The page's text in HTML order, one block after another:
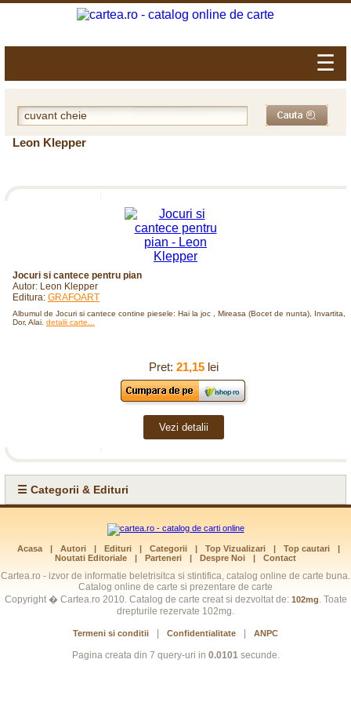
☰
Leon Klepper
Jocuri si cantece pentru pian
Autor: Leon Klepper
Editura: GRAFOART
Albumul de Jocuri si cantece contine piesele: Hai la joc , Mireasa (Bocet de nunta), Invartita,
Dor, Alai. detalii carte...
Pret: 21,15lei
Vezi detalii
☰ Categorii & Edituri
Acasa | Autori | Edituri | Categorii | Top Vizualizari | Top cautari
|
Noutati Editoriale
| Parteneri | Despre Noi | Contact
Cartea.ro - izvor de informatie beletrisitca si stintifica, catalog online de carte buna.
Catalog online de carte si prezentare de carte
Copyright � Cartea.ro 2010. Catalog de carte creat si dezvoltat de: 102mg. Toate
drepturile rezervate 102mg.
Termeni si conditii Confidentialitate ANPC
Pagina creata din 7 query-uri in 0.0101secunde.